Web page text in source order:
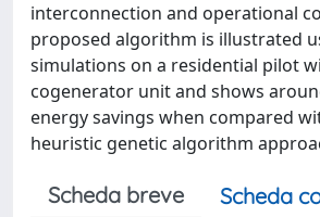
interconnection and operational
proposed algorithm is illustrated
simulations on a residential pilot
cogenerator unit and shows
energy savings when compared
heuristic genetic algorithm
Scheda breve
Scheda